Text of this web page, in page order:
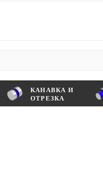
КАНАВКА И
ОТРЕЗКА